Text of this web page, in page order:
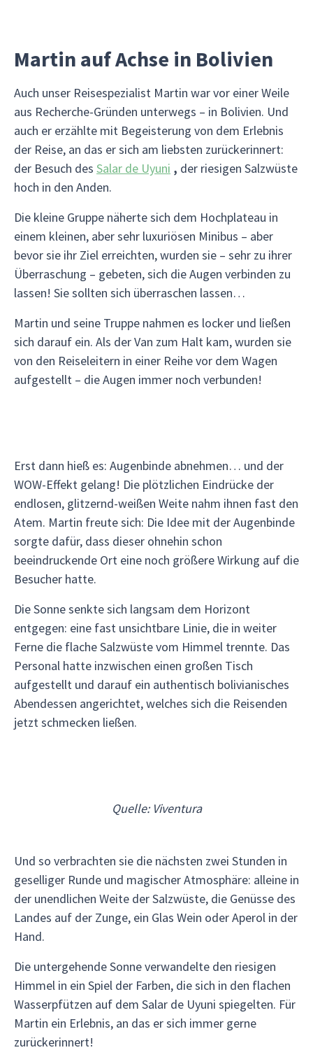
Martin auf Achse in Bolivien
Auch unser Reisespezialist Martin war vor einer Weile
aus Recherche-Gründen unterwegs – in Bolivien. Und
auch er erzählte mit Begeisterung von dem Erlebnis
der Reise, an das er sich am liebsten zurückerinnert:
der Besuch des Salar de Uyuni , der riesigen Salzwüste
hoch in den Anden.
Die kleine Gruppe näherte sich dem Hochplateau in
einem kleinen, aber sehr luxuriösen Minibus – aber
bevor sie ihr Ziel erreichten, wurden sie – sehr zu ihrer
Überraschung – gebeten, sich die Augen verbinden zu
lassen! Sie sollten sich überraschen lassen…
Martin und seine Truppe nahmen es locker und ließen
sich darauf ein. Als der Van zum Halt kam, wurden sie
von den Reiseleitern in einer Reihe vor dem Wagen
aufgestellt – die Augen immer noch verbunden!
Erst dann hieß es: Augenbinde abnehmen… und der
WOW-Effekt gelang! Die plötzlichen Eindrücke der
endlosen, glitzernd-weißen Weite nahm ihnen fast den
Atem. Martin freute sich: Die Idee mit der Augenbinde
sorgte dafür, dass dieser ohnehin schon
beeindruckende Ort eine noch größere Wirkung auf die
Besucher hatte.
Die Sonne senkte sich langsam dem Horizont
entgegen: eine fast unsichtbare Linie, die in weiter
Ferne die flache Salzwüste vom Himmel trennte. Das
Personal hatte inzwischen einen großen Tisch
aufgestellt und darauf ein authentisch bolivianisches
Abendessen angerichtet, welches sich die Reisenden
jetzt schmecken ließen.
Quelle: Viventura
Und so verbrachten sie die nächsten zwei Stunden in
geselliger Runde und magischer Atmosphäre: alleine in
der unendlichen Weite der Salzwüste, die Genüsse des
Landes auf der Zunge, ein Glas Wein oder Aperol in der
Hand.
Die untergehende Sonne verwandelte den riesigen
Himmel in ein Spiel der Farben, die sich in den flachen
Wasserpfützen auf dem Salar de Uyuni spiegelten. Für
Martin ein Erlebnis, an das er sich immer gerne
zurückerinnert!